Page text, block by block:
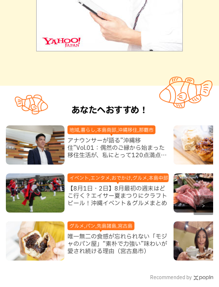
あなたへおすすめ！
アナウンサーが語る”沖縄移
住”Vol.01：偶然のご縁から始まった
移住生活が、私にとって120点満点に
地域,暮らし,本島南部,沖縄移住,那覇市
【8月1日・2日】8月最初の週末はど
こ行く？エイサー夏まつりにクラフト
ビール！沖縄イベント＆グルメまとめ
イベント,エンタメ,おでかけ,グルメ,本島中部,本島北部,本島南部
唯一無二の食感が忘れられない「モジ
ャのパン屋」“素朴で力強い”味わいが
愛され続ける理由（宮古島市）
グルメ,パン,先島諸島,宮古島
Recommended by